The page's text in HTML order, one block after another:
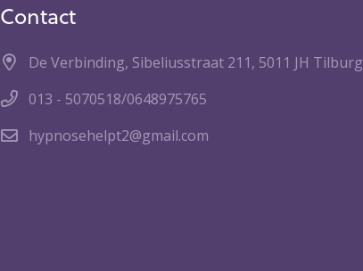
Contact
De Verbinding, Sibeliusstraat 211, 5011 JH Tilburg
013 - 5070518/0648975765
hypnosehelpt2@gmail.com